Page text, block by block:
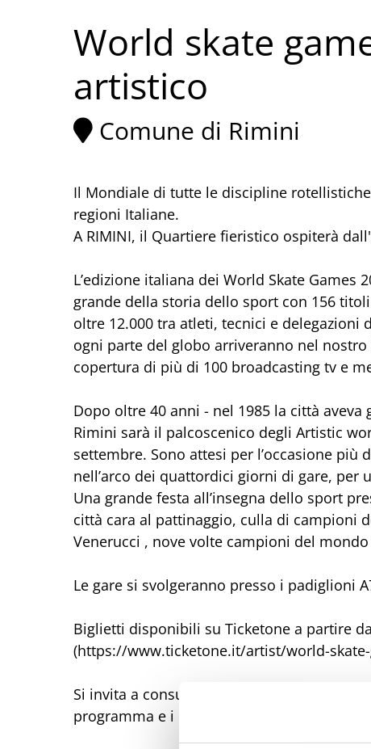
World skate
artistico
Comune di Rimini
Il Mondiale di tutte le discipline
regioni Italiane.
A RIMINI, il Quartiere fieristico ospiterà
L’edizione italiana dei World Skate
grande della storia dello sport con 156
oltre 12.000 tra atleti, tecnici e delegazioni
ogni parte del globo arriveranno nel
copertura di più di 100 broadcasting tv e
Dopo oltre 40 anni - nel 1985 la città
Rimini sarà il palcoscenico degli Artistic
settembre. Sono attesi per l’occasione
nell’arco dei quattordici giorni di gare, per
Una grande festa all’insegna dello sport
città cara al pattinaggio, culla di campioni
Venerucci , nove volte campioni del
Le gare si svolgeranno presso i padiglioni
Biglietti disponibili su Ticketone a partire
(https://www.ticketone.it/artist/world-
Si invita a consultare il calendario
programma e i relativi orari: https://